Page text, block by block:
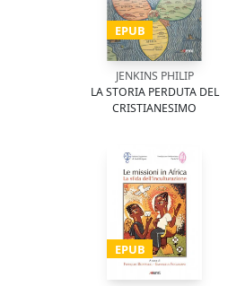
EPUB
JENKINS PHILIP
LA STORIA PERDUTA DEL
CRISTIANESIMO
EPUB